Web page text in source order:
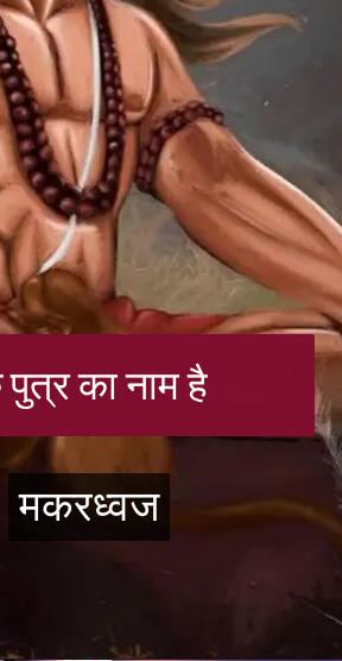
का नाम है
मकरध्वज
मकरध्वज